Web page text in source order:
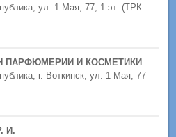
ул. 1 Мая, 77, 1 эт. (ТРК
ПАРФЮМЕРИИ И КОСМЕТИКИ
г. Воткинск, ул. 1 Мая, 77
И.